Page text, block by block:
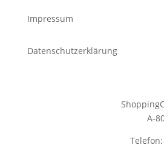
Impressum
Datenschutzerklärung
A-